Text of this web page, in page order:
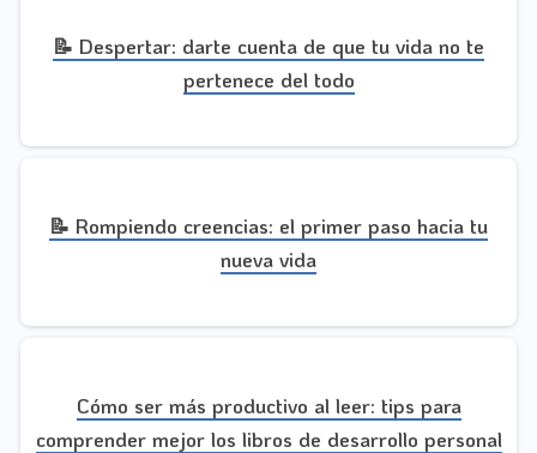
📝 Despertar: darte cuenta de que tu vida no te
pertenece del todo
📝 Rompiendo creencias: el primer paso hacia tu
nueva vida
Cómo ser más productivo al leer: tips para
comprender mejor los libros de desarrollo personal